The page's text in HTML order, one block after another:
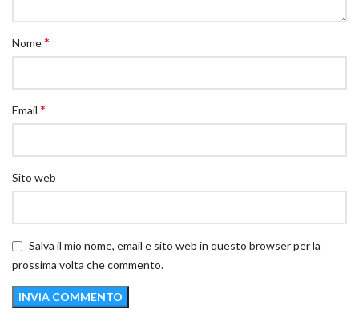
Nome*
Email *
Sito web
Salva il mio nome, email e sito web in questo browser per la
prossima volta che commento.